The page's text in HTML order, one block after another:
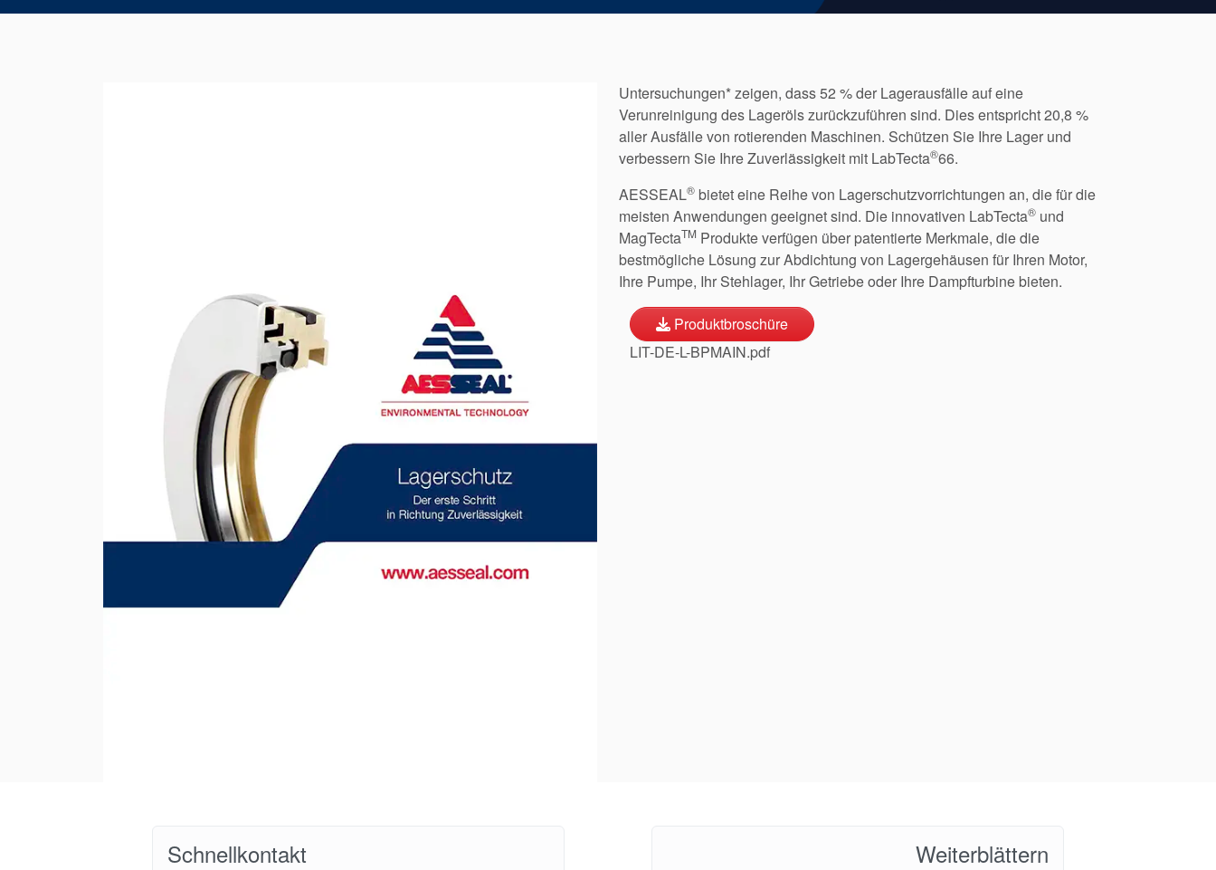
Untersuchungen* zeigen, dass 52 % der Lagerausfälle auf eine
Verunreinigung des Lageröls zurückzuführen sind. Dies entspricht 20,8 %
aller Ausfälle von rotierenden Maschinen. Schützen Sie Ihre Lager und
verbessern Sie Ihre Zuverlässigkeit mit LabTecta®66.
AESSEAL® bietet eine Reihe von Lagerschutzvorrichtungen an, die für die
meisten Anwendungen geeignet sind. Die innovativen LabTecta® und
MagTectaTM Produkte verfügen über patentierte Merkmale, die die
bestmögliche Lösung zur Abdichtung von Lagergehäusen für Ihren Motor,
Ihre Pumpe, Ihr Stehlager, Ihr Getriebe oder Ihre Dampfturbine bieten.
Produktbroschüre
LIT-DE-L-BPMAIN.pdf
Schnellkontakt Weiterblättern